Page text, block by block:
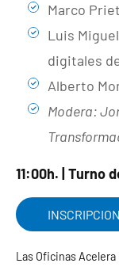
Marco
Luis
digitales
Alberto
Modera:
11:00h. | Turno
Las Oficinas